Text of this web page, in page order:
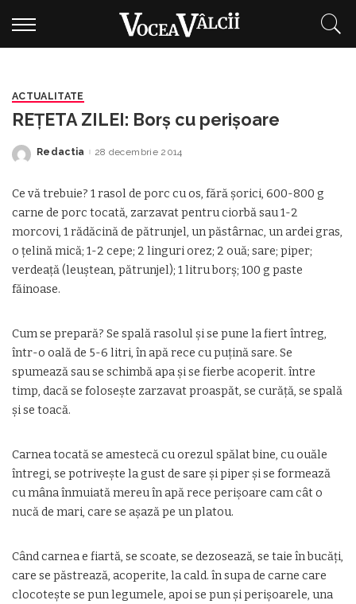
ACTUALITATE
REŢETA ZILEI: Borş cu perişoare
Posted
Redactia 28 decembrie 2014
Ce vă trebuie? 1 rasol de porc cu os, fără şorici, 600-800 g
carne de porc tocată, zarzavat pentru ciorbă sau 1-2
morcovi, 1 rădăcină de pătrunjel, un păstârnac, un ardei gras,
o ţelină mică; 1-2 cepe; 2 linguri orez; 2 ouă; sare; piper;
verdeaţă (leuştean, pătrunjel); 1 litru borş; 100 g paste
făinoase.
Cum se prepară? Se spală rasolul şi se pune la fiert întreg,
într-o oală de 5-6 litri, în apă rece cu puţină sare. Se
spumează sau se schimbă apa şi se fierbe acoperit. între
timp, dacă se foloseşte zarzavat proaspăt, se curăţă, se spală
şi se toacă.
Carnea tocată se amestecă cu orezul spălat bine, cu ouăle
întregi, se potriveşte la gust de sare şi piper şi se formează
cu mâna înmuiată mereu în apă rece perişoare cam cât o
nucă de mari, care se aşază pe un platou.
Când carnea e fiartă, se scoate, se dezosează, se taie în bucăţi,
care se păstrează, acoperite, la cald. în supa de carne care
clocoteşte se pun legumele, apoi se pun şi perişoarele, una